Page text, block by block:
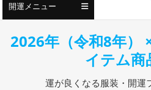
ッ
開運メニュー
2026年（令和8年）
イテム商
運が良くなる服装・開運